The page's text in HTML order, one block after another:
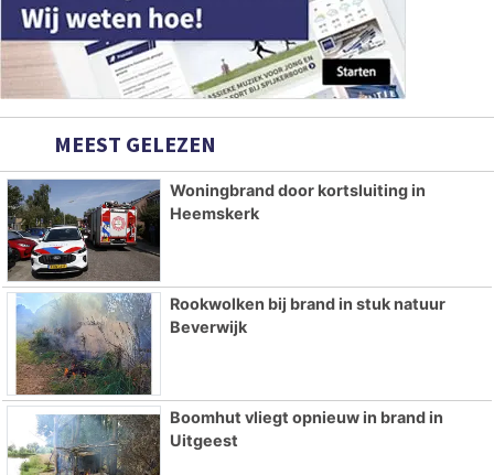
MEEST GELEZEN
Woningbrand door kortsluiting in
Heemskerk
Rookwolken bij brand in stuk natuur
Beverwijk
Boomhut vliegt opnieuw in brand in
Uitgeest